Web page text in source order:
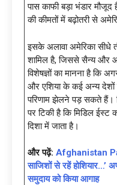
पास काफी बड़ा भंडार
की कीमतों में बढ़ोतरी से
इसके अलावा अमेरिका सीधे
शामिल है, जिससे सैन्य और
विशेषज्ञों का मानना है कि
और एशिया के कई अन्य देशों
परिणाम झेलने पड़ सकते हैं।
पर टिकी है कि मिडिल
दिशा में जाता है।
और पढ़ें: Afghanistan
साजिशों से रहें होशियार…’
समुदाय को किया आगाह